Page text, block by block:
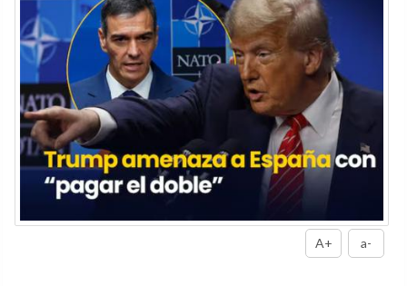
A+ a-